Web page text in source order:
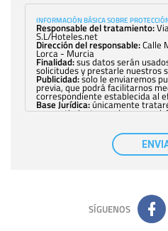
INFORMACIÓN BÁSICA SOBRE
Responsable del tratamiento:
S.L/Hoteles.net
Dirección del responsable:Calle
Lorca - Murcia
Finalidad:sus datos serán
solicitudes y prestarle nuestros
Publicidad:solo le enviaremos
previa, que podrá facilitarnos
correspondiente establecida al
Base Jurídica:únicamente
consentimiento previo, que
con carácter
nuestra entidad que esté
tener conocimiento de la
comunicarán datos a terceros.
adicional y detallada sobre
política de privacidad
SÍGUENOS